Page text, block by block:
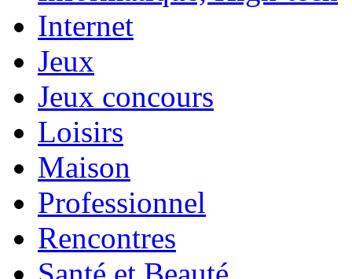
Internet
Jeux
Jeux concours
Loisirs
Maison
Professionnel
Rencontres